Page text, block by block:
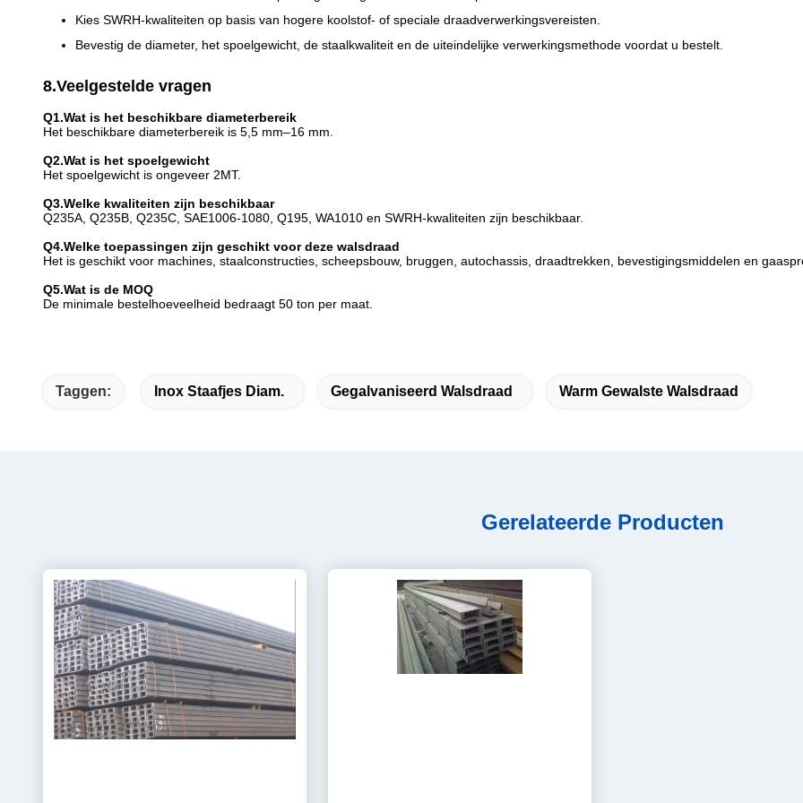
Kies SWRH-kwaliteiten op basis van hogere koolstof- of speciale draadverwerkingsvereisten.
Bevestig de diameter, het spoelgewicht, de staalkwaliteit en de uiteindelijke verwerkingsmethode voordat u bestelt.
8.Veelgestelde vragen
Q1.Wat is het beschikbare diameterbereik
Het beschikbare diameterbereik is 5,5 mm–16 mm.
Q2.Wat is het spoelgewicht
Het spoelgewicht is ongeveer 2MT.
Q3.Welke kwaliteiten zijn beschikbaar
Q235A, Q235B, Q235C, SAE1006-1080, Q195, WA1010 en SWRH-kwaliteiten zijn beschikbaar.
Q4.Welke toepassingen zijn geschikt voor deze walsdraad
Het is geschikt voor machines, staalconstructies, scheepsbouw, bruggen, autochassis, draadtrekken, bevestigingsmiddelen en
Q5.Wat is de MOQ
De minimale bestelhoeveelheid bedraagt ​​50 ton per maat.
Taggen: Inox Staafjes Diam. Gegalvaniseerd Walsdraad Warm Gewalste Walsdraad
Gerelateerde Producten